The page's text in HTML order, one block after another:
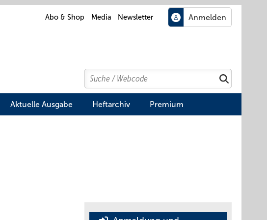
Abo & Shop Media Newsletter
Search
Suchen
Aktuelle Ausgabe Heftarchiv Premium